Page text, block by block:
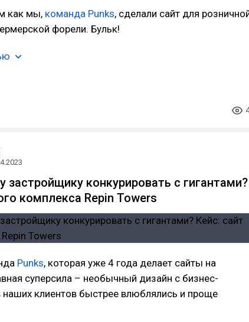
как мы, команда Punks, сделали сайт для
форели. Бульк!
застройщику конкурировать с гигантами?
комплекса Repin Towers
Punks, которая уже 4 года делает сайты на
суперсила – необычный дизайн с бизнес-
клиентов быстрее влюблялись и проще